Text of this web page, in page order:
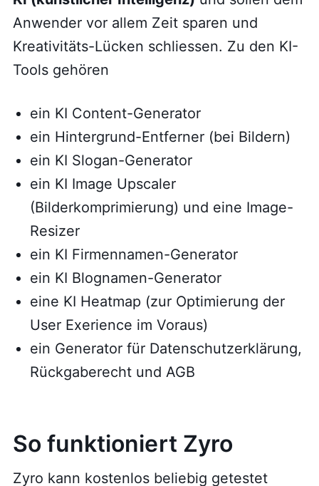
Anwender vor allem Zeit sparen und
Kreativitäts-Lücken schliessen. Zu den KI-
Tools gehören
ein KI Content-Generator
ein Hintergrund-Entferner (bei Bildern)
ein KI Slogan-Generator
ein KI Image Upscaler
(Bilderkomprimierung) und eine Image-
Resizer
ein KI Firmennamen-Generator
ein KI Blognamen-Generator
eine KI Heatmap (zur Optimierung der
User Exerience im Voraus)
ein Generator für Datenschutzerklärung,
Rückgaberecht und AGB
So funktioniert Zyro
Zyro kann kostenlos beliebig getestet